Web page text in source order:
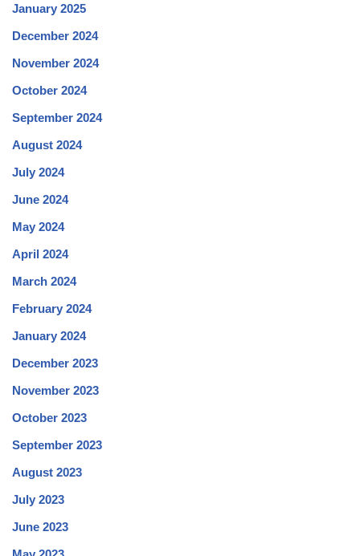
January 2025
December 2024
November 2024
October 2024
September 2024
August 2024
July 2024
June 2024
May 2024
April 2024
March 2024
February 2024
January 2024
December 2023
November 2023
October 2023
September 2023
August 2023
July 2023
June 2023